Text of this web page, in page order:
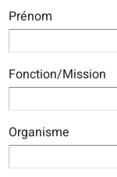
Prénom
Fonction/Mission
Organisme